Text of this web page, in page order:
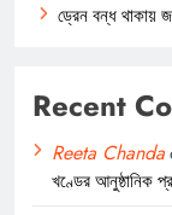
ড্রেন বন্ধ থাকায়
Recent
Reeta Chanda
খণ্ডের আনুষ্ঠানিক